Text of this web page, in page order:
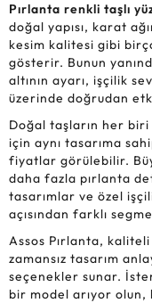
Pırlanta renkli taşlı
doğal yapısı, karat
kesim kalitesi gibi
gösterir. Bunun
altının ayarı, işçilik
üzerinde doğrudan
Doğal taşların her
için aynı tasarıma
fiyatlar görülebilir.
daha fazla pırlanta
tasarımlar ve özel
açısından farklı
Assos Pırlanta,
zamansız tasarım
seçenekler sunar.
bir model arıyor